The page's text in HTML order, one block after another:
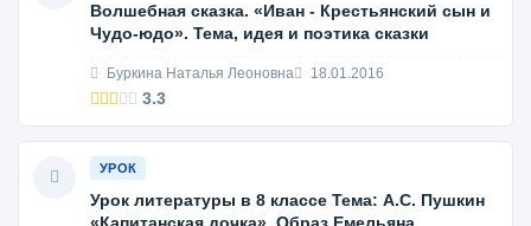
Волшебная сказка. «Иван - Крестьянский сын и
Чудо-юдо». Тема, идея и поэтика сказки
Буркина Наталья Леоновна 18.01.2016
3.3
УРОК
Урок литературы в 8 классе Тема: А.С. Пушкин